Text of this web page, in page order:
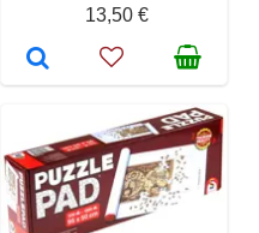
13,50 €